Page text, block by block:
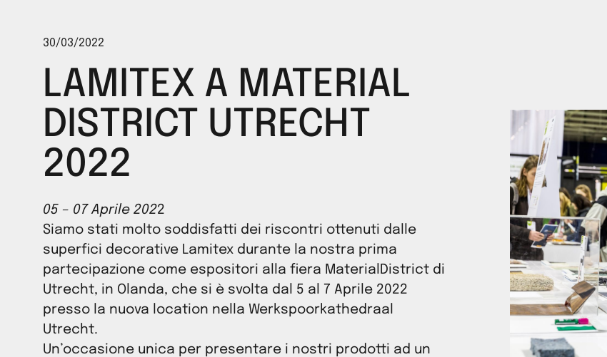
30/03/2022
LAMITEX A MATERIAL
DISTRICT UTRECHT
2022
05 – 07 Aprile 2022
Siamo stati molto soddisfatti dei riscontri ottenuti dalle
superfici decorative Lamitex durante la nostra prima
partecipazione come espositori alla fiera MaterialDistrict di
Utrecht, in Olanda, che si è svolta dal 5 al 7 Aprile 2022
presso la nuova location nella Werkspoorkathedraal
Utrecht.
Un’occasione unica per presentare i nostri prodotti ad un